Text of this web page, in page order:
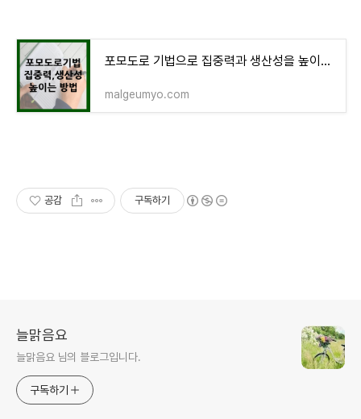
포모도로 기법으로 집중력과 생산성을 높이는 방법
malgeumyo.com
공감 구독하기
늘맑음요
늘맑음요 님의 블로그입니다.
구독하기